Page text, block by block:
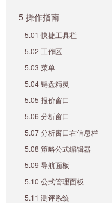
5 操作指南
5.01 快捷工具栏
5.02 工作区
5.03 菜单
5.04 键盘精灵
5.05 报价窗口
5.06 分析窗口
5.07 分析窗口右信息栏
5.08 策略公式编辑器
5.09 导航面板
5.10 公式管理面板
5.11 测评系统